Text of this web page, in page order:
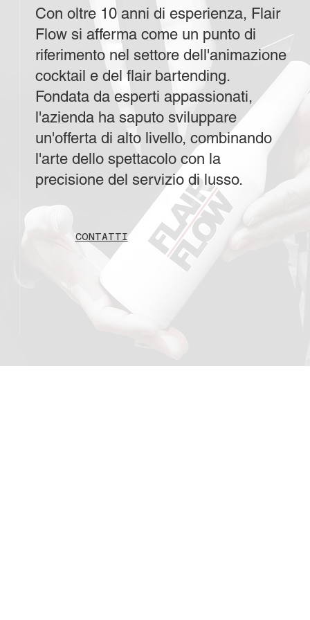
CONTATTI
Con oltre 10 anni di esperienza, Flair
Flow si afferma come un punto di
riferimento nel settore dell'animazione
cocktail e del flair bartending.
Fondata da esperti appassionati,
l'azienda ha saputo sviluppare
un'offerta di alto livello, combinando
l'arte dello spettacolo con la
precisione del servizio di lusso.